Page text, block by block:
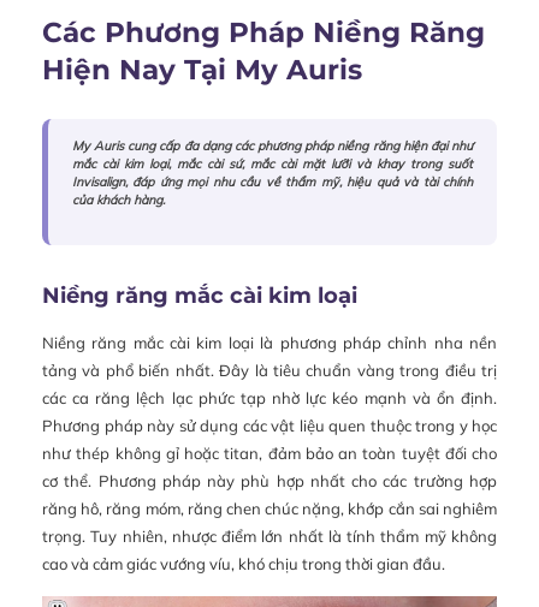
Các Phương Pháp Niềng Răng
Hiện Nay Tại My Auris
My Auris cung cấp đa dạng các phương pháp niềng răng hiện đại như
mắc cài kim loại, mắc cài sứ, mắc cài mặt lưỡi và khay trong suốt
Invisalign, đáp ứng mọi nhu cầu về thẩm mỹ, hiệu quả và tài chính
của khách hàng.
Niềng răng mắc cài kim loại
Niềng răng mắc cài kim loại là phương pháp chỉnh nha nền
tảng và phổ biến nhất. Đây là tiêu chuẩn vàng trong điều trị
các ca răng lệch lạc phức tạp nhờ lực kéo mạnh và ổn định.
Phương pháp này sử dụng các vật liệu quen thuộc trong y học
như thép không gỉ hoặc titan, đảm bảo an toàn tuyệt đối cho
cơ thể. Phương pháp này phù hợp nhất cho các trường hợp
răng hô, răng móm, răng chen chúc nặng, khớp cắn sai nghiêm
trọng. Tuy nhiên, nhược điểm lớn nhất là tính thẩm mỹ không
cao và cảm giác vướng víu, khó chịu trong thời gian đầu.